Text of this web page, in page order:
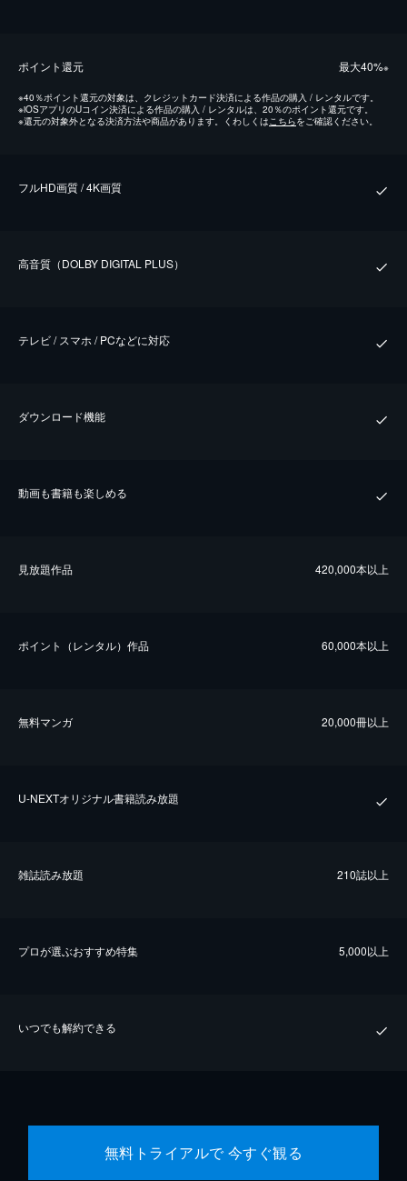
ポイント還元 最⼤40%※
※40％ポイント還元の対象は、クレジットカード決済による作品の購入 / レンタルです。
※iOSアプリのUコイン決済による作品の購入 / レンタルは、20％のポイント還元です。
※還元の対象外となる決済方法や商品があります。くわしくはこちらをご確認ください。
フルHD画質 / 4K画質
⾼⾳質（DOLBY DIGITAL PLUS）
テレビ / スマホ / PCなどに対応
ダウンロード機能
動画も書籍も楽しめる
⾒放題作品 420,000本以上
ポイント（レンタル）作品 60,000本以上
無料マンガ 20,000冊以上
U-NEXTオリジナル書籍読み放題
雑誌読み放題 210誌以上
プロが選ぶおすすめ特集 5,000以上
いつでも解約できる
無料トライアルで 今すぐ観る